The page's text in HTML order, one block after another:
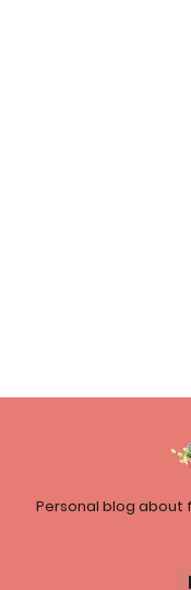
Personal blog